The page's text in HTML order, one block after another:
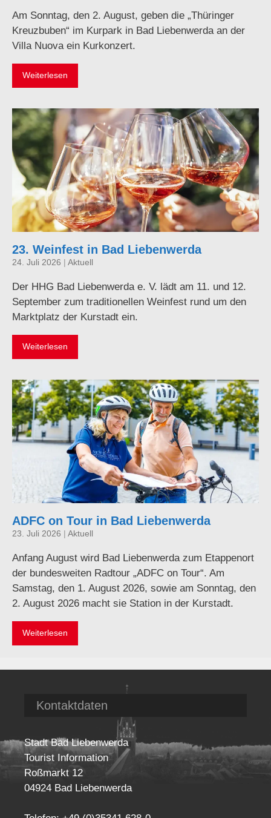
Am Sonntag, den 2. August, geben die „Thüringer
Kreuzbuben“ im Kurpark in Bad Liebenwerda an der
Villa Nuova ein Kurkonzert.
Weiterlesen
23. Weinfest in Bad Liebenwerda
24. Juli 2026 | Aktuell
Der HHG Bad Liebenwerda e. V. lädt am 11. und 12.
September zum traditionellen Weinfest rund um den
Marktplatz der Kurstadt ein.
Weiterlesen
ADFC on Tour in Bad Liebenwerda
23. Juli 2026 | Aktuell
Anfang August wird Bad Liebenwerda zum Etappenort
der bundesweiten Radtour „ADFC on Tour“. Am
Samstag, den 1. August 2026, sowie am Sonntag, den
2. August 2026 macht sie Station in der Kurstadt.
Weiterlesen
Kontaktdaten
Stadt Bad Liebenwerda
Tourist Information
Roßmarkt 12
04924 Bad Liebenwerda